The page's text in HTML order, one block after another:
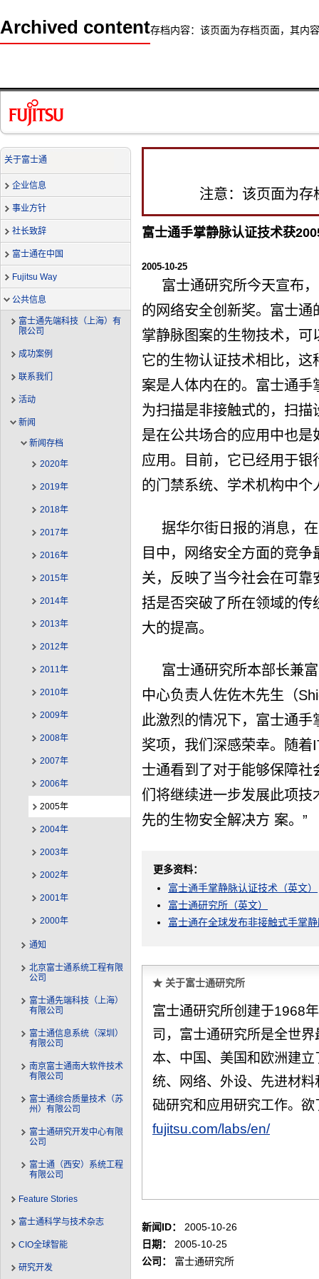
Archived content存档内容：该页面为存档页面，其内
关于富士通
企业信息
事业方针
社长致辞
富士通在中国
Fujitsu Way
公共信息
富士通先端科技（上海）有
限公司
成功案例
联系我们
活动
新闻
新闻存档
2020年
2019年
2018年
2017年
2016年
2015年
2014年
2013年
2012年
2011年
2010年
2009年
2008年
2007年
2006年
2005年
2004年
2003年
2002年
2001年
2000年
通知
北京富士通系统工程有限
公司
富士通先端科技（上海）
有限公司
富士通信息系统（深圳）
有限公司
南京富士通南大软件技术
有限公司
富士通综合质量技术（苏
州）有限公司
富士通研究开发中心有限
公司
富士通（西安）系统工程
有限公司
Feature Stories
富士通科学与技术杂志
CIO全球智能
研究开发
注意：该页面为
富士通手掌静脉认证技术获
2005-10-25
富士通研究所今天宣布
的网络安全创新奖。富士
掌静脉图案的生物技术，
它的生物认证技术相比，
案是人体内在的。富士通
为扫描是非接触式的，扫
是在公共场合的应用中也
应用。目前，它已经用于
的门禁系统、学术机构中个
据华尔街日报的消息，
目中，网络安全方面的竞
关，反映了当今社会在可
括是否突破了所在领域的
大的提高。
富士通研究所本部长兼
中心负责人佐佐木先生（
此激烈的情况下，富士通
奖项，我们深感荣幸。随
士通看到了对于能够保障
们将继续进一步发展此项
先的生物安全解决方 案。”
更多资料：
富士通手掌静脉认证技术（英文）
富士通研究所（英文）
富士通在全球发布非接触式手掌
★ 关于富士通研究所
富士通研究所创建于1968
司，富士通研究所是全世
本、中国、美国和欧洲建
统、网络、外设、先进材
础研究和应用研究工作。
fujitsu.com/labs/en/
新闻ID：
2005-10-26
日期：
2005-10-25
公司：
富士通研究所